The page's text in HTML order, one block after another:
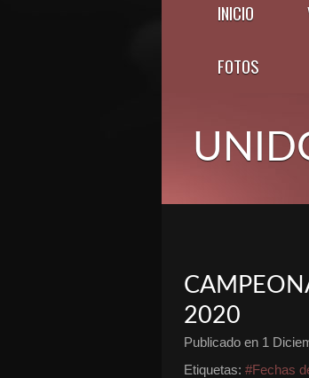
INICIO
FOTOS
2020
Publicado en 1
Etiquetas: #Fechas